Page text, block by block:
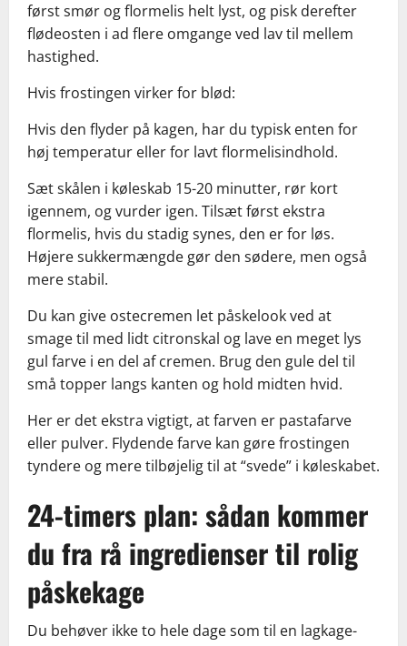
først smør og flormelis helt lyst, og pisk derefter
flødeosten i ad flere omgange ved lav til mellem
hastighed.
Hvis frostingen virker for blød:
Hvis den flyder på kagen, har du typisk enten for
høj temperatur eller for lavt flormelisindhold.
Sæt skålen i køleskab 15-20 minutter, rør kort
igennem, og vurder igen. Tilsæt først ekstra
flormelis, hvis du stadig synes, den er for løs.
Højere sukkermængde gør den sødere, men også
mere stabil.
Du kan give ostecremen let påskelook ved at
smage til med lidt citronskal og lave en meget lys
gul farve i en del af cremen. Brug den gule del til
små topper langs kanten og hold midten hvid.
Her er det ekstra vigtigt, at farven er pastafarve
eller pulver. Flydende farve kan gøre frostingen
tyndere og mere tilbøjelig til at “svede” i køleskabet.
24-timers plan: sådan kommer
du fra rå ingredienser til rolig
påskekage
Du behøver ikke to hele dage som til en lagkage-